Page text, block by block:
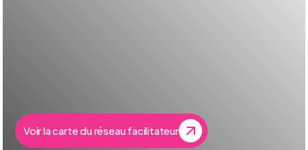
Voir la carte du réseau facilitateur